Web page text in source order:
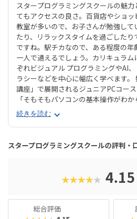
スタープログラミングスクールの魅
てもアクセスの良さ。百貨店やショ
教室が多いので、お子さんが勉強して
たり、リラックスタイムを過ごした
ですね。駅チカなので、ある程度の
一人で通えるでしょう。カリキュラ
ぞれビジュアル プログラミングやAI
ラシーなどを中心に幅広く学べます
講座」で展開されるジュニアPCコース
「そもそもパソコンの基本操作がわ
何ができるかを学びたい」といったお
す。それぞれのお子さんの興味に合っ
すいのは安心ですね。スタープログ
去に総務省「若年層に対するプログラ
進」事業に採択され、新潟市の小中学
の顔は真剣そのもの。やる気があれば
作れるので、のめり込むタイプのお子
京大学の伊藤謝恩ホールで行われると
ラミングスキルはもちろん、企画書を
続きを読む
スタープログラミングスクールの評判・
★★★★★ 4.15
総合評価